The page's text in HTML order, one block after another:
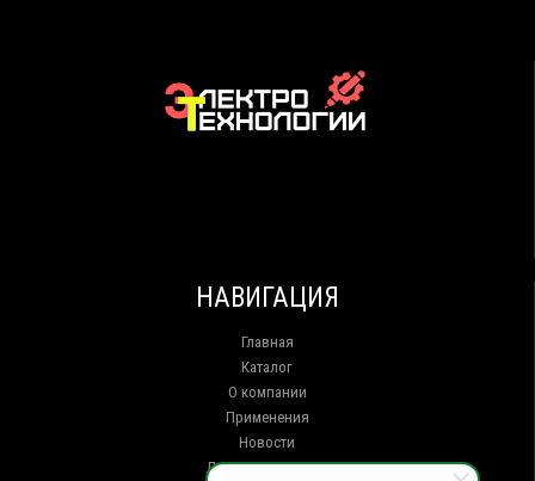
НАВИГАЦИЯ
Главная
Каталог
О компании
Применения
Новости
Доставка и оплата